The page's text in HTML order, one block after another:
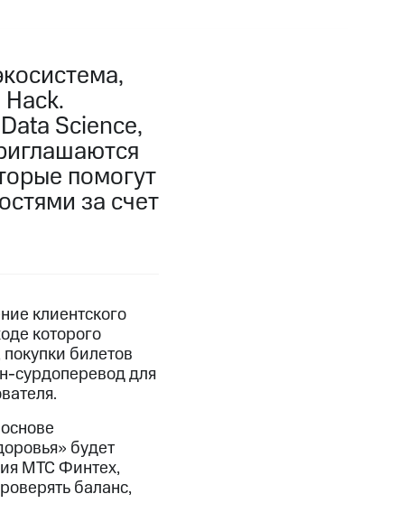
Science,
помогут
за счет
клиентского
которого
билетов
сурдоперевод для
будет
МТС Финтех,
баланс,